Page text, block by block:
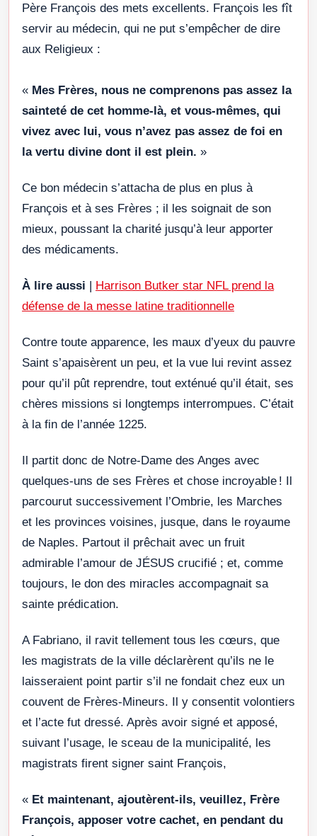
Père François des mets excellents. François les fît
servir au médecin, qui ne put s’empêcher de dire
aux Religieux :
« Mes Frères, nous ne comprenons pas assez la
sainteté de cet homme-là, et vous-mêmes, qui
vivez avec lui, vous n’avez pas assez de foi en
la vertu divine dont il est plein. »
Ce bon médecin s’attacha de plus en plus à
François et à ses Frères ; il les soignait de son
mieux, poussant la charité jusqu’à leur apporter
des médicaments.
À lire aussi | Harrison Butker star NFL prend la
défense de la messe latine traditionnelle
Contre toute apparence, les maux d’yeux du pauvre
Saint s’apaisèrent un peu, et la vue lui revint assez
pour qu’il pût reprendre, tout exténué qu’il était, ses
chères missions si longtemps interrompues. C’était
à la fin de l’année 1225.
Il partit donc de Notre-Dame des Anges avec
quelques-uns de ses Frères et chose incroyable ! Il
parcourut successivement l’Ombrie, les Marches
et les provinces voisines, jusque, dans le royaume
de Naples. Partout il prêchait avec un fruit
admirable l’amour de JÉSUS crucifié ; et, comme
toujours, le don des miracles accompagnait sa
sainte prédication.
A Fabriano, il ravit tellement tous les cœurs, que
les magistrats de la ville déclarèrent qu’ils ne le
laisseraient point partir s’il ne fondait chez eux un
couvent de Frères-Mineurs. Il y consentit volontiers
et l’acte fut dressé. Après avoir signé et apposé,
suivant l’usage, le sceau de la municipalité, les
magistrats firent signer saint François,
« Et maintenant, ajoutèrent-ils, veuillez, Frère
François, apposer votre cachet, en pendant du